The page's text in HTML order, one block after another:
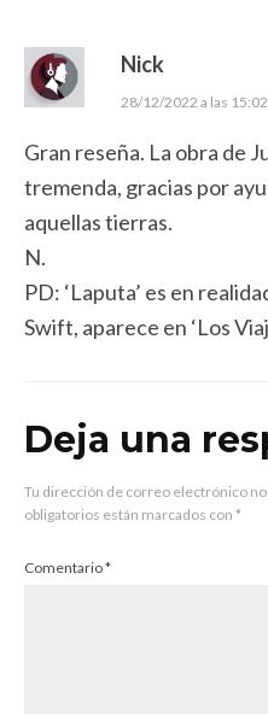
Nick
28/12/2022 a las 15:02
Gran reseña. La obra de
tremenda, gracias por
aquellas tierras.
N.
PD: ‘Laputa’ es en
Swift, aparece en ‘Los
Deja una
Tu dirección de correo electrónico no
obligatorios están marcados con *
Comentario*